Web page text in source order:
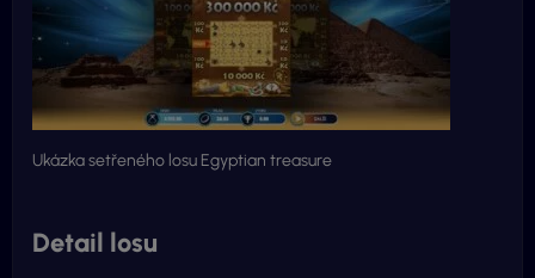
Ukázka setřeného losu Egyptian treasure
Detail losu